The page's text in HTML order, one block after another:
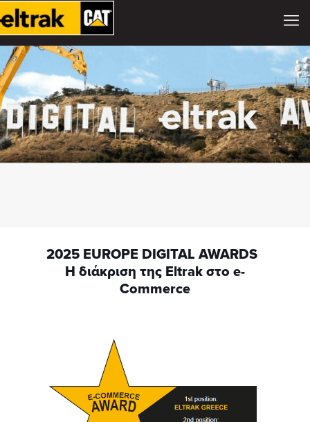
2025 EUROPE DIGITAL AWARDS
Η διάκριση της Eltrak στο e-
Commerce